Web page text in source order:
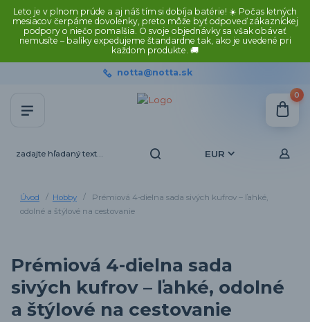
Leto je v plnom prúde a aj náš tím si dobíja batérie! ☀️ Počas letných
mesiacov čerpáme dovolenky, preto môže byť odpoveď zákazníckej
podpory o niečo pomalšia. O svoje objednávky sa však obávať
nemusíte – balíky expedujeme štandardne tak, ako je uvedené pri
každom produkte. 🚚
EUR
notta@notta.sk
0
Úvod Hobby
Prémiová 4-dielna sada sivých kufrov – ľahké,
odolné a štýlové na cestovanie
Prémiová 4-dielna sada
sivých kufrov – ľahké, odolné
a štýlové na cestovanie